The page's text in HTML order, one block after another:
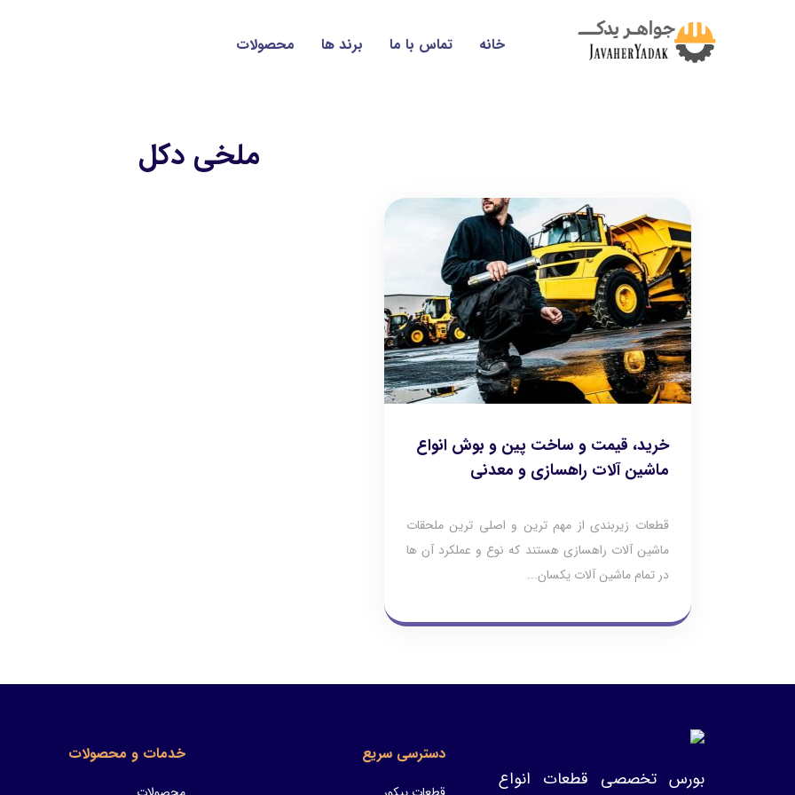
خانه تماس با ما برند ها محصولات
ملخی دکل
خرید، قیمت و ساخت پین و بوش انواع
ماشین آلات راهسازی و معدنی
قطعات زیربندی از مهم ترین و اصلی ترین ملحقات
ماشین آلات راهسازی هستند که نوع و عملکرد آن ها
در تمام ماشین آلات یکسان...
بورس تخصصی قطعات انواع
دسترسی سریع خدمات و محصولات